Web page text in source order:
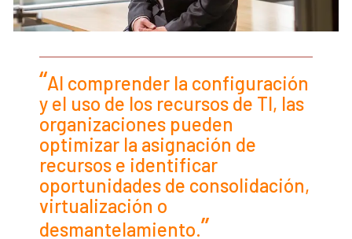
Al comprender la configuración
y el uso de los recursos de TI, las
organizaciones pueden
optimizar la asignación de
recursos e identificar
oportunidades de consolidación,
virtualización o
desmantelamiento.